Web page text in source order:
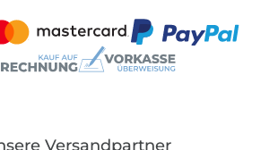
Versandpartner